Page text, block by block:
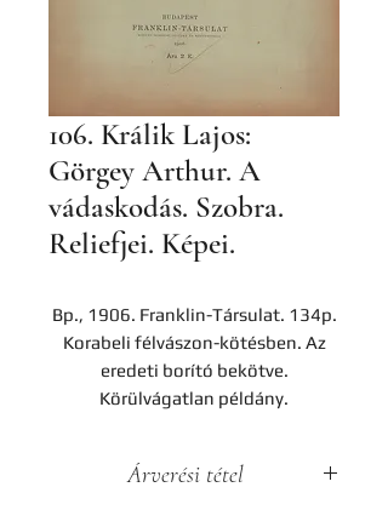
106. Králik Lajos:
Görgey Arthur. A
vádaskodás. Szobra.
Reliefjei. Képei.
Bp., 1906. Franklin-Társulat. 134p.
Korabeli félvászon-kötésben. Az
eredeti borító bekötve.
Körülvágatlan példány.
Árverési tétel